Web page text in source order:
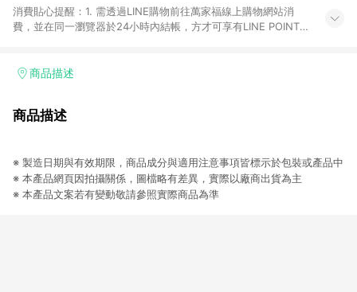
消費貼心提醒：1. 需透過LINE購物前往萬家福線上購物網站消
費，並在同一瀏覽器於24小時內結帳，方才可享有LINE POINTS
4. 不具回饋資格種類商品：電子禮券。 5. 回饋點數計算將排除訂
錄，相關問題請於保留時間內聯絡客服中心，並由康達盛通生活
話題性或期間限定商品來滿足您的喜好。
商品描述
商品描述
※ 製造日期與有效期限，商品成分與適用注意事項皆標示於包裝或產品中
※ 本產品網頁因拍攝關係，圖檔略有差異，實際以廠商出貨為主
※ 本產品文案若有變動敬請參照實際商品為準